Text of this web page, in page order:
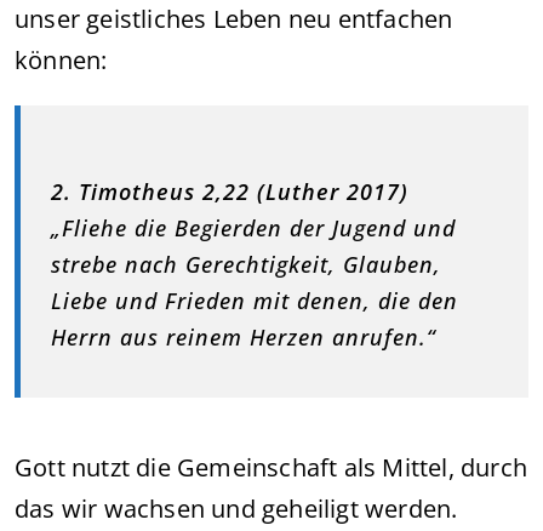
unser geistliches Leben neu entfachen
können:
2. Timotheus 2,22 (Luther 2017)
„Fliehe die Begierden der Jugend und
strebe nach Gerechtigkeit, Glauben,
Liebe und Frieden mit denen, die den
Herrn aus reinem Herzen anrufen.“
Gott nutzt die Gemeinschaft als Mittel, durch
das wir wachsen und geheiligt werden.